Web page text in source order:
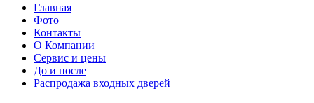
Главная
Фото
Контакты
О Компании
Сервис и цены
До и после
Распродажа входных дверей